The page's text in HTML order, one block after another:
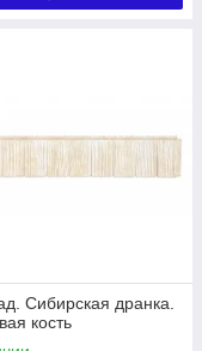
Сибирская дранка.
кость